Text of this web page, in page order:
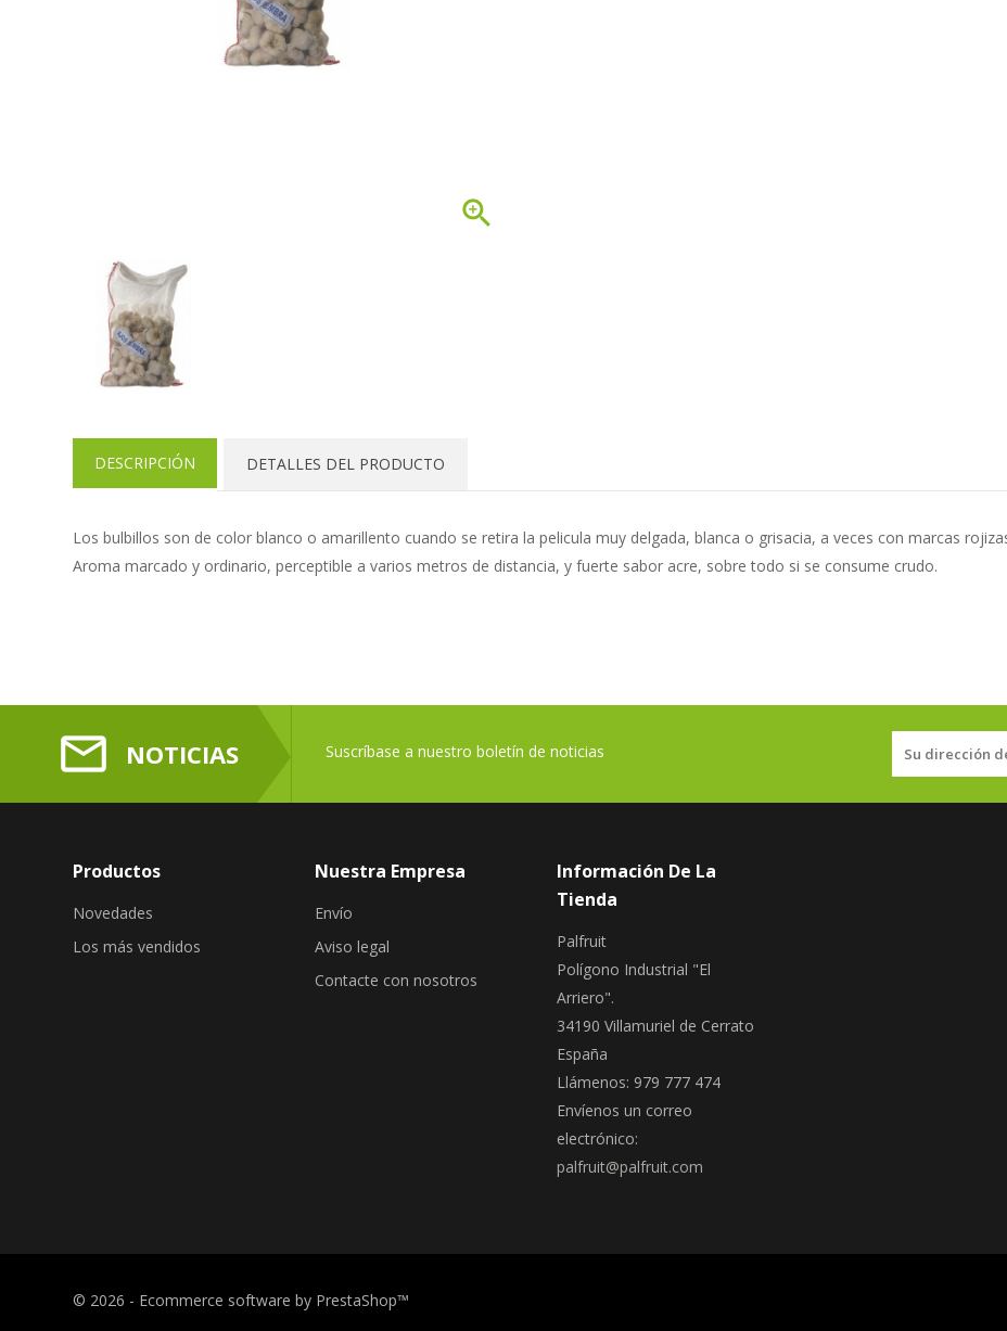

DESCRIPCIÓN DETALLES DEL PRODUCTO
Los bulbillos son de color blanco o amarillento cuando se retira la pelicula muy delgada, blanca o grisacia, a veces con marcas
Aroma marcado y ordinario, perceptible a varios metros de distancia, y fuerte sabor acre, sobre todo si se consume crudo.
mail_outline NOTICIAS Suscríbase a nuestro boletín de noticias
Productos
Novedades
Los más vendidos
Nuestra Empresa
Envío
Aviso legal
Contacte con nosotros
Información De La
Tienda
Palfruit
Polígono Industrial "El
Arriero".
34190 Villamuriel de Cerrato
España
Llámenos: 979 777 474
Envíenos un correo
electrónico:
palfruit@palfruit.com
© 2026 - Ecommerce software by PrestaShop™